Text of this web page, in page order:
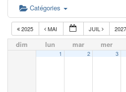
Catégories
2025 MAI JUIL 2027
dim lun mar mer
1 2 3